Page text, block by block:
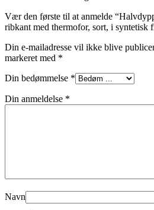
Vær den første til at anmelde
ribkant med thermofor, sort, i syntetisk
Din e-mailadresse vil ikke blive
markeret med *
Din bedømmelse *
Din anmeldelse *
Navn